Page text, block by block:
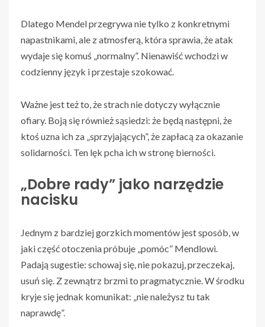
Dlatego Mendel przegrywa nie tylko z konkretnymi
napastnikami, ale z atmosferą, która sprawia, że atak
wydaje się komuś „normalny”. Nienawiść wchodzi w
codzienny język i przestaje szokować.
Ważne jest też to, że strach nie dotyczy wyłącznie
ofiary. Boją się również sąsiedzi: że będą następni, że
ktoś uzna ich za „sprzyjających”, że zapłacą za okazanie
solidarności. Ten lęk pcha ich w stronę bierności.
„Dobre rady” jako narzędzie
nacisku
Jednym z bardziej gorzkich momentów jest sposób, w
jaki część otoczenia próbuje „pomóc” Mendlowi.
Padają sugestie: schowaj się, nie pokazuj, przeczekaj,
usuń się. Z zewnątrz brzmi to pragmatycznie. W środku
kryje się jednak komunikat: „nie należysz tu tak
naprawdę”.